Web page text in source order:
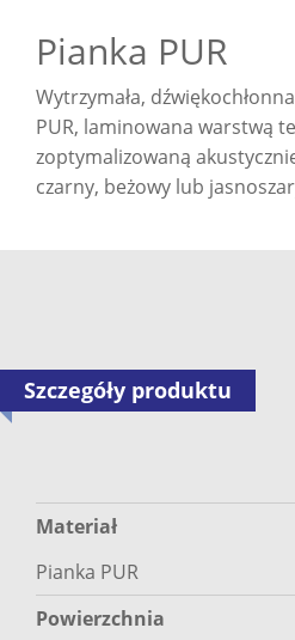
Pianka PUR
Wytrzymała,
PUR, laminowana warstwą
zoptymalizowaną
czarny, beżowy lub
Szczegóły produktu
Materiał
Pianka PUR
Powierzchnia